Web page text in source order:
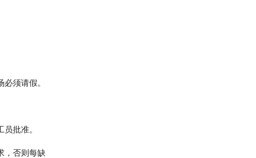
须请假。
批准。
，否则每缺